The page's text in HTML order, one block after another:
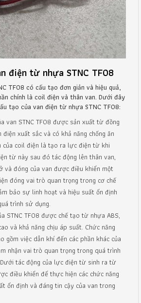
điện từ nhựa STNC TF08
TF08 có cấu tạo đơn giản và hiệu quả,
chính là coil điện và thân van. Dưới đây
tạo của van điện từ nhựa STNC TF08:
van STNC TF08 được sản xuất từ đồng
xuất sắc và có khả năng chống ăn
của coil điện là tạo ra lực điện từ khi
từ này sau đó tác động lên thân van,
và đóng của van được điều khiển một
đóng vai trò quan trọng trong cơ chế
bảo sự linh hoạt và hiệu suất ổn định
trình sử dụng.
STNC TF08 được chế tạo từ nhựa ABS,
và khả năng chịu áp suất. Chức năng
gồm việc dẫn khí đến các phần khác của
nhận vai trò quan trọng trong quá trình
tác động của lực điện từ sinh ra từ
điều khiển để thực hiện các chức năng
ổn định và đáng tin cậy của van trong